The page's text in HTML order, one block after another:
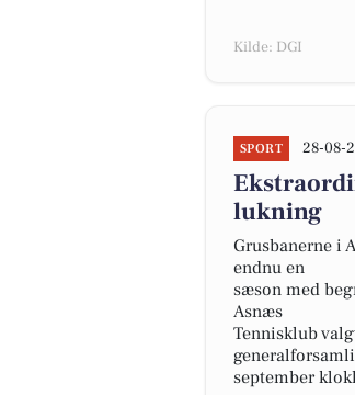
Kilde: DGI
SPORT 28-08-
lukning
Grusbanerne i
endnu en
sæson med
Asnæs
Tennisklub
september